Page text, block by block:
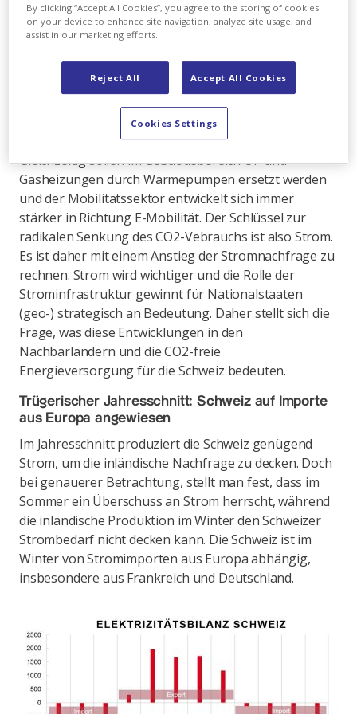
Macron, den Anteil der Kernkraft bis 2035 auf 50
Prozent zu reduzieren. Damit wird viel gesicherte
Zwar kommen grosse Mengen an neuen Wind- und
Photovoltaikkapazitäten ans Netz, doch die
Stromproduktion aus Wind und Sonne ist stark
Gleichzeitig sollen im Gebäudebereich Öl- und
Gasheizungen durch Wärmepumpen ersetzt werden
und der Mobilitätssektor entwickelt sich immer
stärker in Richtung E-Mobilität. Der Schlüssel zur
radikalen Senkung des CO2-Vebrauchs ist also Strom.
Es ist daher mit einem Anstieg der Stromnachfrage zu
rechnen. Strom wird wichtiger und die Rolle der
Strominfrastruktur gewinnt für Nationalstaaten
(geo-) strategisch an Bedeutung. Daher stellt sich die
Frage, was diese Entwicklungen in den
Nachbarländern und die CO2-freie
Energieversorgung für die Schweiz bedeuten.
Trügerischer Jahresschnitt: Schweiz auf Importe
aus Europa angewiesen
Im Jahresschnitt produziert die Schweiz genügend
Strom, um die inländische Nachfrage zu decken. Doch
bei genauerer Betrachtung, stellt man fest, dass im
Sommer ein Überschuss an Strom herrscht, während
die inländische Produktion im Winter den Schweizer
Strombedarf nicht decken kann. Die Schweiz ist im
Winter von Stromimporten aus Europa abhängig,
insbesondere aus Frankreich und Deutschland.
By clicking “Accept All Cookies”, you agree to the storing of cookies
on your device to enhance site navigation, analyze site usage, and
assist in our marketing efforts.
Reject All Accept All Cookies
Cookies Settings